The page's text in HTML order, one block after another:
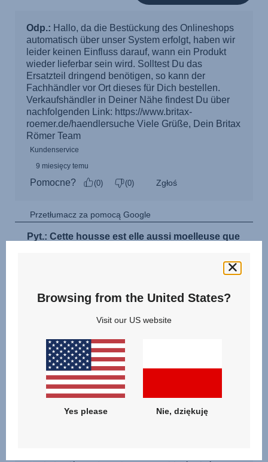
Browsing from the United States?
Visit our US website
Yes please Nie, dziękuję